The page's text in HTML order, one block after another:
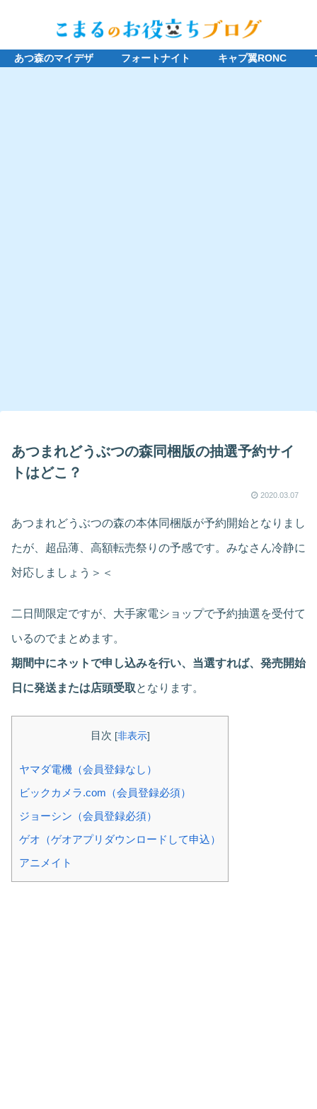
あつ森のマイデザ フォートナイト キャプ翼RONC
あつまれどうぶつの森同梱版の抽選予約サイ
トはどこ？
2020.03.07
あつまれどうぶつの森の本体同梱版が予約開始となりまし
たが、超品薄、高額転売祭りの予感です。みなさん冷静に
対応しましょう＞＜
二日間限定ですが、大手家電ショップで予約抽選を受付て
いるのでまとめます。
期間中にネットで申し込みを行い、当選すれば、発売開始
日に発送または店頭受取となります。
目次 [非表示]
ヤマダ電機（会員登録なし）
ビックカメラ.com（会員登録必須）
ジョーシン（会員登録必須）
ゲオ（ゲオアプリダウンロードして申込）
アニメイト